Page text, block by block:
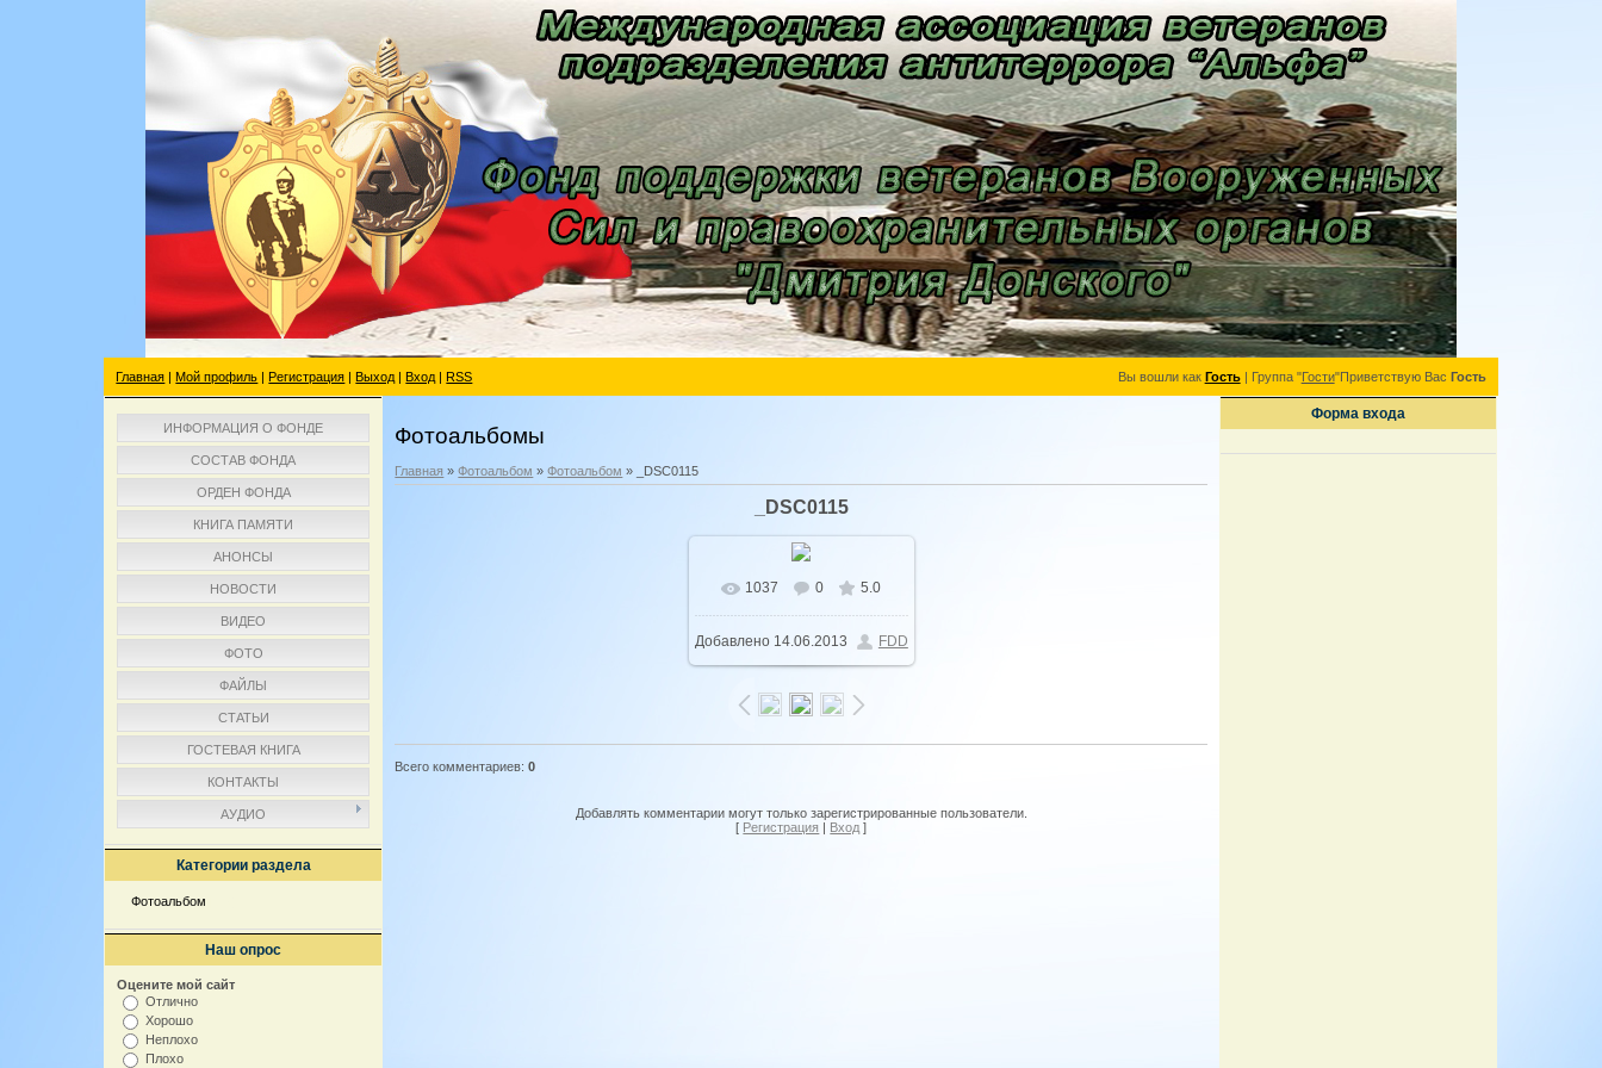
Главная |Мой профиль |Регистрация |Выход |Вход |RSS Вы вошли как Гость| Группа"Гости"Приветствую Вас Гость
ИНФОРМАЦИЯ О ФОНДЕ
СОСТАВ ФОНДА
ОРДЕН ФОНДА
КНИГА ПАМЯТИ
АНОНСЫ
НОВОСТИ
ВИДЕО
ФОТО
ФАЙЛЫ
СТАТЬИ
ГОСТЕВАЯ КНИГА
КОНТАКТЫ
АУДИО
Категории раздела
Фотоальбом
Наш опрос
Оцените мой сайт
Отлично
Хорошо
Неплохо
Плохо
Фотоальбомы
Главная »Фотоальбом »Фотоальбом » _DSC0115
_DSC0115
В реальном размере
1600x1062/ 367.8Kb
1037 0 5.0
Добавлено14.06.2013 FDD
Всего комментариев:0
Добавлять комментарии могут только зарегистрированные пользователи.
[ Регистрация | Вход ]
Форма входа